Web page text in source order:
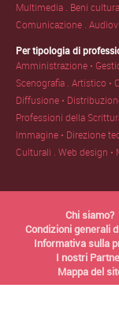
Multimedia . Beni
Comunicazione .
Per tipologia di
Amministrazione •
Scenografia .Artistico •
Diffusione •
Professioni della
Immagine • Direzione
Culturali .Web design •
Chi siamo?
Condizioni generali
Informativa sulla
I nostri
Mappa del